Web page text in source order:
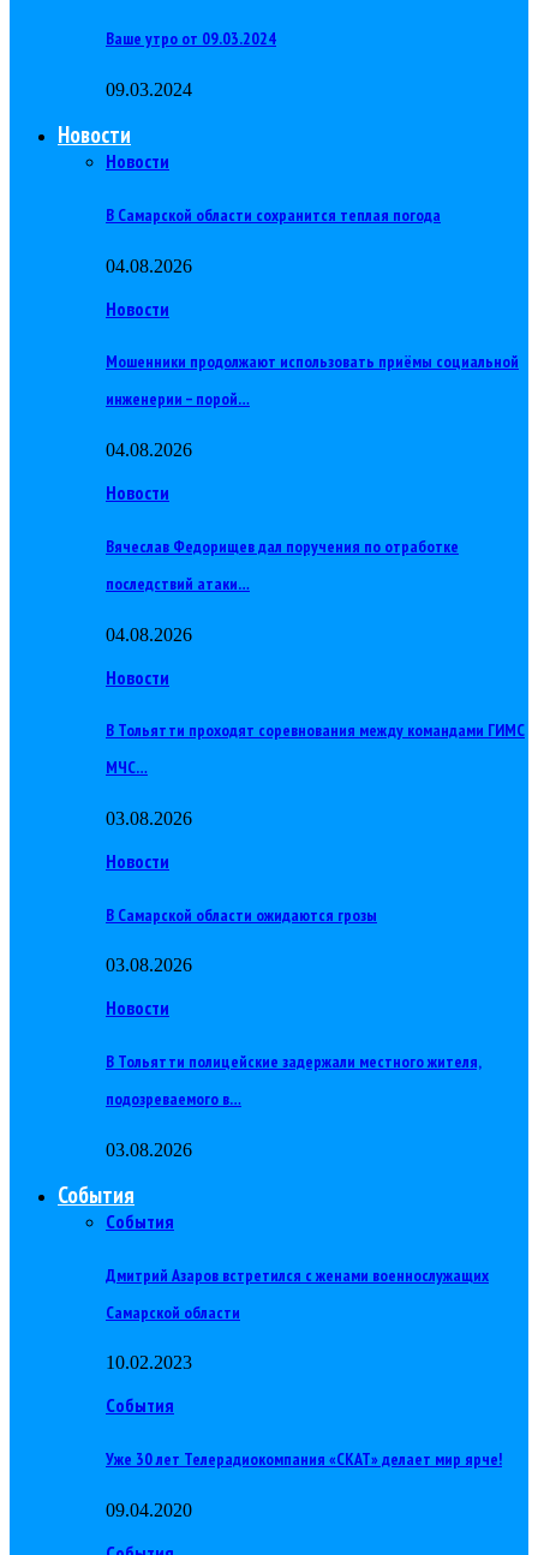
Ваше утро от 09.03.2024
09.03.2024
Новости
Новости
В Самарской области сохранится теплая погода
04.08.2026
Новости
Мошенники продолжают использовать приёмы социальной
инженерии – порой…
04.08.2026
Новости
Вячеслав Федорищев дал поручения по отработке
последствий атаки…
04.08.2026
Новости
В Тольятти проходят соревнования между командами ГИМС
МЧС…
03.08.2026
Новости
В Самарской области ожидаются грозы
03.08.2026
Новости
В Тольятти полицейские задержали местного жителя,
подозреваемого в…
03.08.2026
События
События
Дмитрий Азаров встретился с женами военнослужащих
Самарской области
10.02.2023
События
Уже 30 лет Телерадиокомпания «СКАТ» делает мир ярче!
09.04.2020